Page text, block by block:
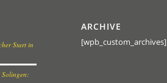
Start in
Solingen:
ARCHIVE
[wpb_custom_archives]